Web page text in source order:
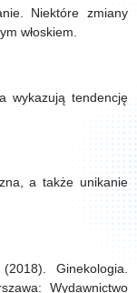
Niektóre zmiany
włoskiem.
wykazują tendencję
a także unikanie
Ginekologia.
Wydawnictwo